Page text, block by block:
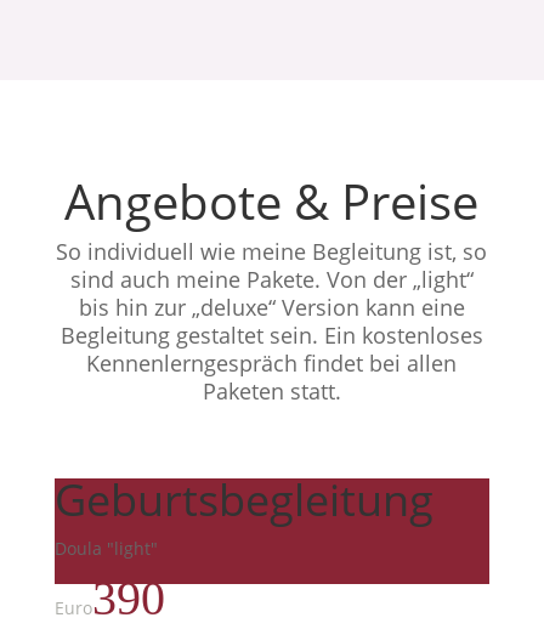
Angebote & Preise
So individuell wie meine Begleitung ist, so
sind auch meine Pakete. Von der „light“
bis hin zur „deluxe“ Version kann eine
Begleitung gestaltet sein. Ein kostenloses
Kennenlerngespräch findet bei allen
Paketen statt.
Geburtsbegleitung
Doula "light"
Euro390